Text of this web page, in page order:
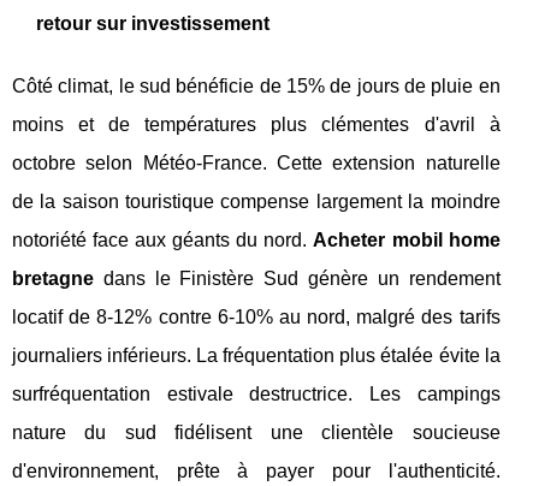
retour sur investissement
Côté climat, le sud bénéficie de 15% de jours de pluie en
moins et de températures plus clémentes d'avril à
octobre selon Météo-France. Cette extension naturelle
de la saison touristique compense largement la moindre
notoriété face aux géants du nord.Acheter mobil home
bretagne dans le Finistère Sud génère un rendement
locatif de 8-12% contre 6-10% au nord, malgré des tarifs
journaliers inférieurs. La fréquentation plus étalée évite la
surfréquentation estivale destructrice. Les campings
nature du sud fidélisent une clientèle soucieuse
d'environnement, prête à payer pour l'authenticité.